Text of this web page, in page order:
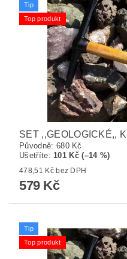
Tip
Top produkt
SET ,,GEOLOGICKÉ,,
Původně: 680 Kč
Ušetříte: 101 Kč (–14 %)
478,51 Kč bez DPH
579 Kč
Tip
Top produkt